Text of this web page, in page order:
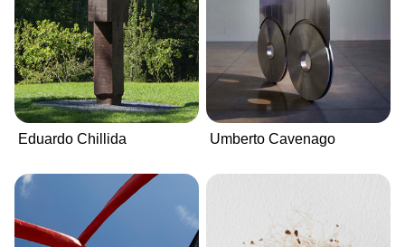
Eduardo Chillida Umberto Cavenago